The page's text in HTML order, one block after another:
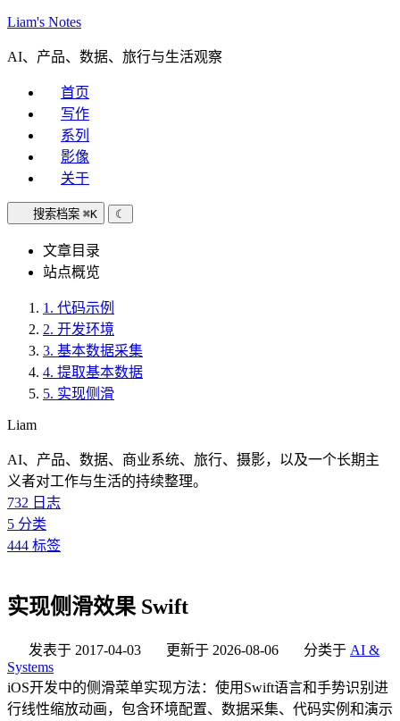
Liam's Notes
AI、产品、数据、旅行与生活观察
首页
写作
系列
影像
关于
搜索档案 ⌘K ☾
文章目录
站点概览
1. 代码示例
2. 开发环境
3. 基本数据采集
4. 提取基本数据
5. 实现侧滑
Liam
AI、产品、数据、商业系统、旅行、摄影，以及一个长期主
义者对工作与生活的持续整理。
732 日志
5 分类
444 标签
实现侧滑效果 Swift
发表于 2017-04-03 更新于 2026-08-06 分类于 AI &
Systems
iOS开发中的侧滑菜单实现方法：使用Swift语言和手势识别进
行线性缩放动画，包含环境配置、数据采集、代码实例和演示